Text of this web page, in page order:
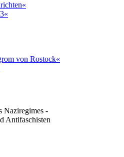
von Rostock«
Naziregimes -
Antifaschisten